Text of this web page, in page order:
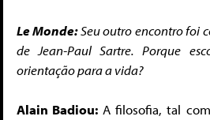
Le Monde:Seu outro encontro foi
de Jean-Paul Sartre. Porque
orientação para a vida?
Alain Badiou: A filosofia, tal